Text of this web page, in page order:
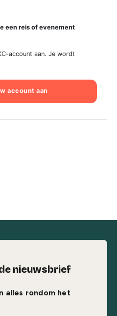
een reis of evenement
account aan. Je wordt
account aan
nieuwsbrief
alles rondom het